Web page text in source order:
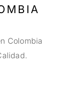
Colombia